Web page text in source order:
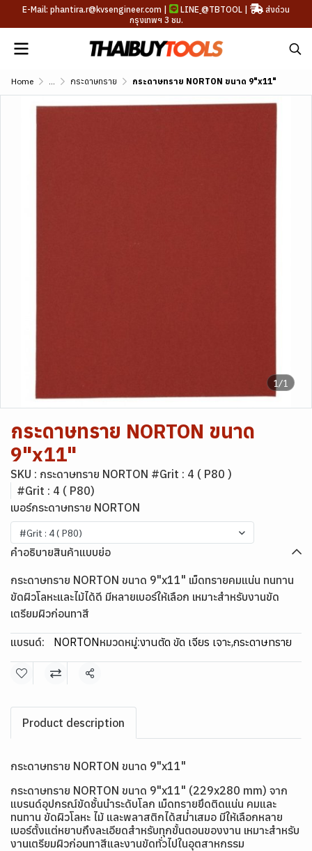
E-Mail: phantira.r@kvsengineer.com | LINE @TBTOOL |
ส่งด่วน
กรุงเทพฯ 3 ชม.
Home ... กระดาษทราย กระดาษทราย NORTON ขนาด 9"x11"
1/1
กระดาษทราย NORTON ขนาด
9"x11"
SKU : กระดาษทราย NORTON #Grit : 4 ( P80 )
#Grit : 4 ( P80)
เบอร์กระดาษทราย NORTON
#Grit : 4 ( P80)
คำอธิบายสินค้าแบบย่อ
กระดาษทราย NORTON ขนาด 9"x11" เม็ดทรายคมแน่น ทนทาน
ขัดผิวโลหะและไม้ได้ดี มีหลายเบอร์ให้เลือก เหมาะสำหรับงานขัด
เตรียมผิวก่อนทาสี
แบรนด์: NORTONหมวดหมู่:งานตัด ขัด เจียร เจาะ,กระดาษทราย
แชร์
Product description
กระดาษทราย NORTON ขนาด 9"x11"
กระดาษทราย NORTON ขนาด 9"x11" (229x280 mm) จาก
แบรนด์อุปกรณ์ขัดชั้นนำระดับโลก เม็ดทรายยึดติดแน่น คมและ
ทนทาน ขัดผิวโลหะ ไม้ และพลาสติกได้สม่ำเสมอ มีให้เลือกหลาย
เบอร์ตั้งแต่หยาบถึงละเอียดสำหรับทุกขั้นตอนของงาน เหมาะสำหรับ
งานเตรียมผิวก่อนทาสีและงานขัดทั่วไปในอุตสาหกรรม